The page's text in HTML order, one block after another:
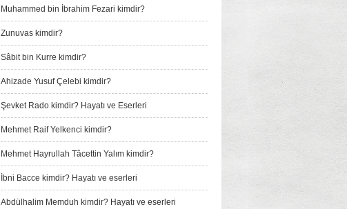
Muhammed bin İbrahim Fezari kimdir?
Zunuvas kimdir?
Sâbit bin Kurre kimdir?
Ahizade Yusuf Çelebi kimdir?
Şevket Rado kimdir? Hayatı ve Eserleri
Mehmet Raif Yelkenci kimdir?
Mehmet Hayrullah Tâcettin Yalım kimdir?
İbni Bacce kimdir? Hayatı ve eserleri
Abdülhalim Memduh kimdir? Hayatı ve eserleri